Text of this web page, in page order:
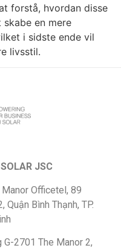
forstå, hvordan disse
en mere
i sidste ende vil
livsstil.
JSC
Officetel, 89
Quận Bình Thạnh, TP.
G-2701 The Manor 2,